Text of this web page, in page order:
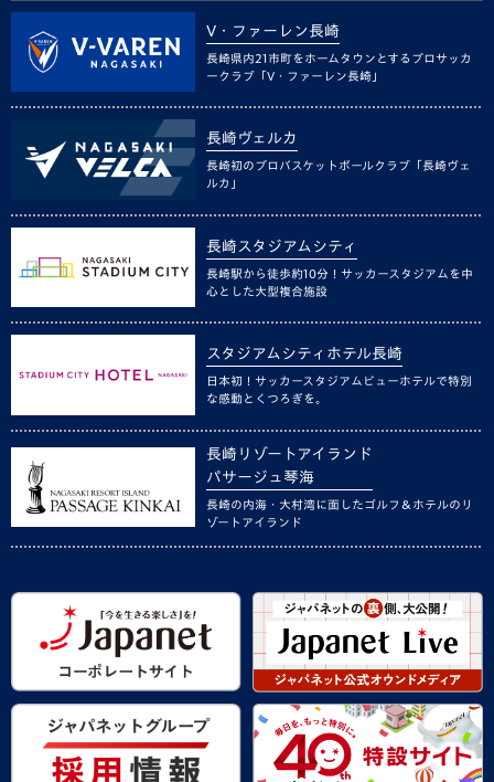
V・ファーレン長崎
長崎県内21市町をホームタウンとするプロサッカ
ークラブ「V・ファーレン長崎」
長崎ヴェルカ
長崎初のプロバスケットボールクラブ「長崎ヴェ
ルカ」
長崎スタジアムシティ
長崎駅から徒歩約10分！サッカースタジアムを中
心とした大型複合施設
スタジアムシティホテル長崎
日本初！サッカースタジアムビューホテルで特別
な感動とくつろぎを。
長崎リゾートアイランド
パサージュ琴海
長崎の内海・大村湾に面したゴルフ＆ホテルのリ
ゾートアイランド